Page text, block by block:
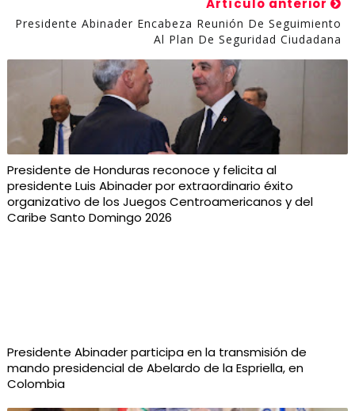
Artículo anterior
Presidente Abinader Encabeza Reunión De Seguimiento
Al Plan De Seguridad Ciudadana
Presidente de Honduras reconoce y felicita al
presidente Luis Abinader por extraordinario éxito
organizativo de los Juegos Centroamericanos y del
Caribe Santo Domingo 2026
Presidente Abinader participa en la transmisión de
mando presidencial de Abelardo de la Espriella, en
Colombia